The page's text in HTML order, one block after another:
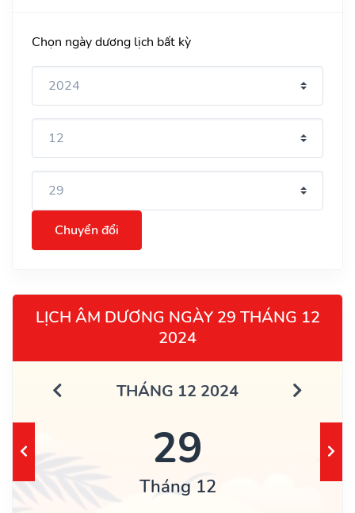
Chọn ngày dương lịch bất kỳ
Chuyển đổi
LỊCH ÂM DƯƠNG NGÀY 29 THÁNG 12
2024
THÁNG 12 2024
29
Tháng 12